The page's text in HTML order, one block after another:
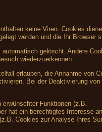
keine Viren. Cookies
werden und die Ihr Browser
gelöscht. Andere
wiederzuerkennen.
erlauben, die Annahme von
Bei der Deaktivierung
Funktionen (z.B.
hat ein berechtigtes Interesse
Cookies zur Analyse Ihres